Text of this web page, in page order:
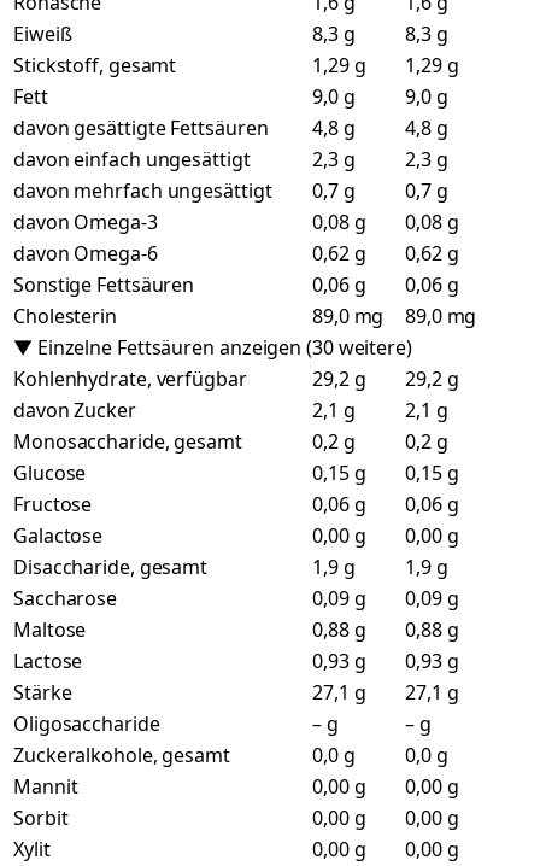
Eiweiß
8,3 g
8,3 g
Stickstoff, gesamt
1,29 g
1,29 g
Fett
9,0 g
9,0 g
davon gesättigte Fettsäuren
4,8 g
4,8 g
davon einfach ungesättigt
2,3 g
2,3 g
davon mehrfach ungesättigt
0,7 g
0,7 g
davon Omega-3
0,08 g
0,08 g
davon Omega-6
0,62 g
0,62 g
Sonstige Fettsäuren
0,06 g
0,06 g
Cholesterin
89,0 mg
89,0 mg
▼ Einzelne Fettsäuren anzeigen (30 weitere)
Kohlenhydrate, verfügbar
29,2 g
29,2 g
davon Zucker
2,1 g
2,1 g
Monosaccharide, gesamt
0,2 g
0,2 g
Glucose
0,15 g
0,15 g
Fructose
0,06 g
0,06 g
Galactose
0,00 g
0,00 g
Disaccharide, gesamt
1,9 g
1,9 g
Saccharose
0,09 g
0,09 g
Maltose
0,88 g
0,88 g
Lactose
0,93 g
0,93 g
Stärke
27,1 g
27,1 g
Oligosaccharide
– g
– g
Zuckeralkohole, gesamt
0,0 g
0,0 g
Mannit
0,00 g
0,00 g
Sorbit
0,00 g
0,00 g
Xylit
0,00 g
0,00 g